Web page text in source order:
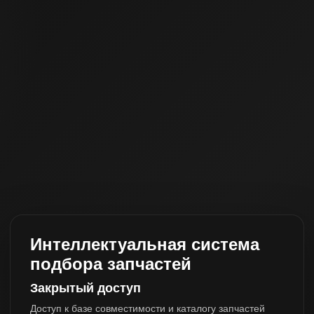
Интеллектуальная система
подбора запчастей
Закрытый доступ
Доступ к базе совместимости и каталогу запчастей